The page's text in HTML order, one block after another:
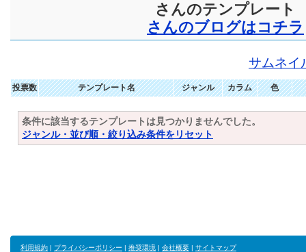
さんのテンプレート
さんのブログはコチラ
サムネイ
投票数 テンプレート名 ジャンル カラム 色
条件に該当するテンプレートは見つかりませんでした。
ジャンル・並び順・絞り込み条件をリセット
利用規約 | プライバシーポリシー | 推奨環境 | 会社概要 | サイトマップ